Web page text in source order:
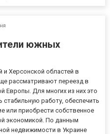
южных
Херсонской областей в
рассматривают переезд в
Европы. Для многих из них это
работу, обеспечить
или приобрести собственное
экономикой. По данным
недвижимости в Украине